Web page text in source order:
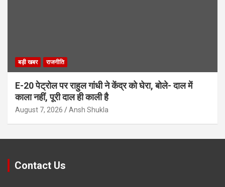
बड़ी खबर राजनीति
E-20 पेट्रोल पर राहुल गांधी ने केंद्र को घेरा, बोले- दाल में
काला नहीं, पूरी दाल ही काली है
August 7, 2026 Ansh Shukla
Contact Us